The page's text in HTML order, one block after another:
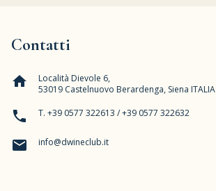
Contatti
home
Località Dievole 6,
53019 Castelnuovo Berardenga, Siena ITALIA
phone T. +39 0577 322613 / +39 0577 322632
email info@dwineclub.it